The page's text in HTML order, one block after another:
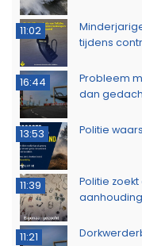
11:02
tijdens
16:44
Probleem
dan
13:53 Politie
11:39
Politie
11:21